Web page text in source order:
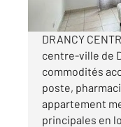
DRANCY
centre-ville de
commodités
poste,
appartement
principales en